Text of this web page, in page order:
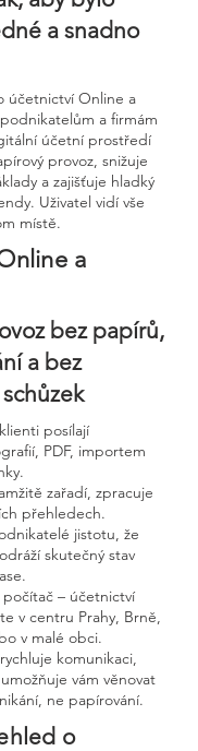
a snadno
účetnictví Online a
a firmám
účetní prostředí
provoz, snižuje
a zajišťuje hladký
Uživatel vidí vše
místě.
a
bez papírů,
a bez
posílají
PDF, importem
zařadí, zpracuje
přehledech.
jistotu, že
skutečný stav
– účetnictví
v centru Prahy, Brně,
v malé obci.
komunikaci,
vám věnovat
ne papírování.
o